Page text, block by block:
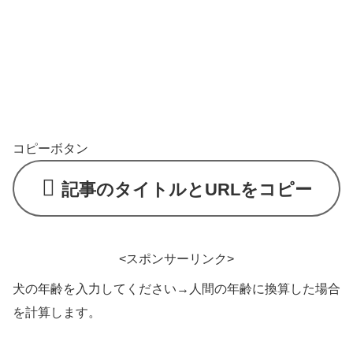
コピーボタン
記事のタイトルとURLをコピー
<スポンサーリンク>
犬の年齢を入力してください→人間の年齢に換算した場合
を計算します。